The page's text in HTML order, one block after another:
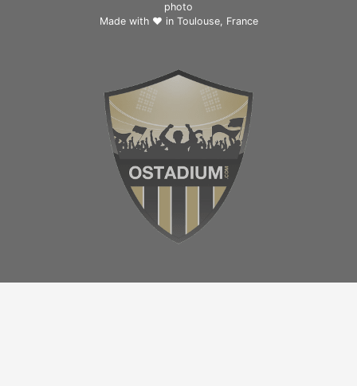
photo
Made with ❤ in Toulouse, France